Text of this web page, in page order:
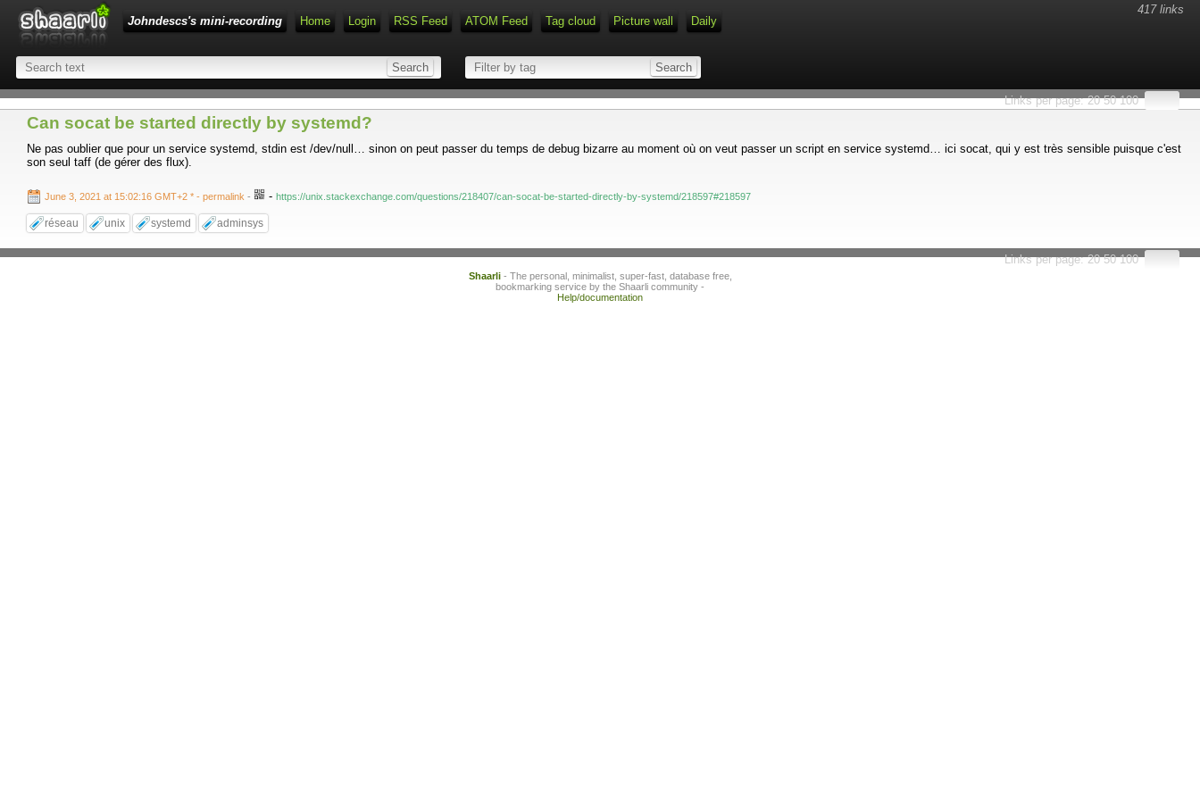
417 links
Johndescs's mini-recording
Home Login RSS Feed ATOM Feed Tag cloud Picture wall Daily
Type 1 or more characters for results.
Links per page:20 50 100
Can socat be started directly by systemd?
Ne pas oublier que pour un service systemd, stdin est /dev/null… sinon on peut passer du temps de debug bizarre au moment où on veut passer un script en service systemd… ici socat, qui y est très sensible puisque c'est
son seul taff (de gérer des flux).
June 3, 2021 at 15:02:16 GMT+2 * - permalink - - https://unix.stackexchange.com/questions/218407/can-socat-be-started-directly-by-systemd/218597#218597
réseau unix systemd adminsys
Links per page:20 50 100
Shaarli- The personal, minimalist, super-fast, database free,
bookmarking service by the Shaarli community -
Help/documentation